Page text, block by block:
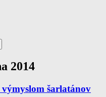
2014
výmyslom šarlatánov